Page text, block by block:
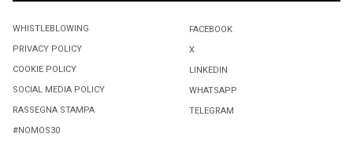
WHISTLEBLOWING
PRIVACY POLICY
COOKIE POLICY
SOCIAL MEDIA POLICY
RASSEGNA STAMPA
#NOMOS30
FACEBOOK
X
LINKEDIN
WHATSAPP
TELEGRAM